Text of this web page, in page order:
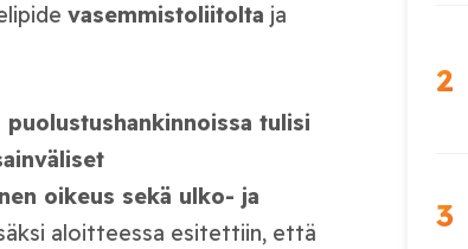
vasemmistoliitolta ja
tulisi
oikeus sekä ulko- ja
aloitteessa esitettiin, että
2
3